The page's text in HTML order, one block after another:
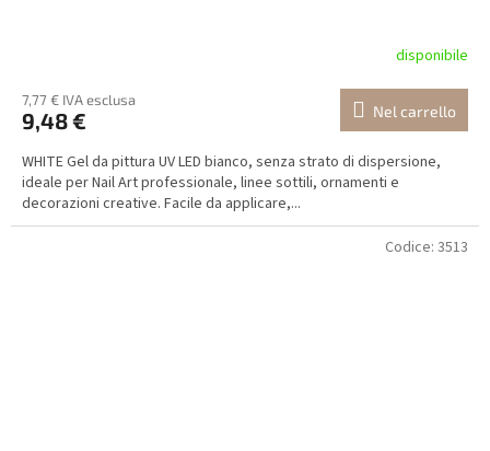
disponibile
7,77 € IVA esclusa
9,48 € Nel carrello
WHITE Gel da pittura UV LED bianco, senza strato di dispersione,
ideale per Nail Art professionale, linee sottili, ornamenti e
decorazioni creative. Facile da applicare,...
Codice: 3513